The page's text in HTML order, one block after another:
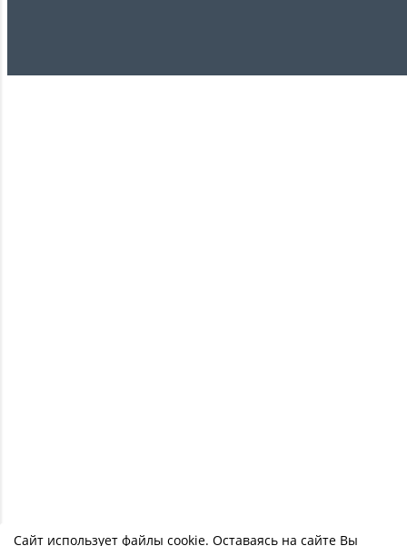
Сайт использует файлы cookie. Оставаясь на сайте Вы